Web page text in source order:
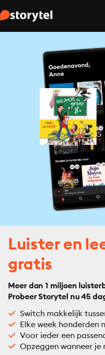
Luister en
gratis
Meer dan 1 miljoen
Probeer Storytel nu 45
Switch makkelijk
Elke week honderden
Voor ieder een
Opzeggen wanneer je